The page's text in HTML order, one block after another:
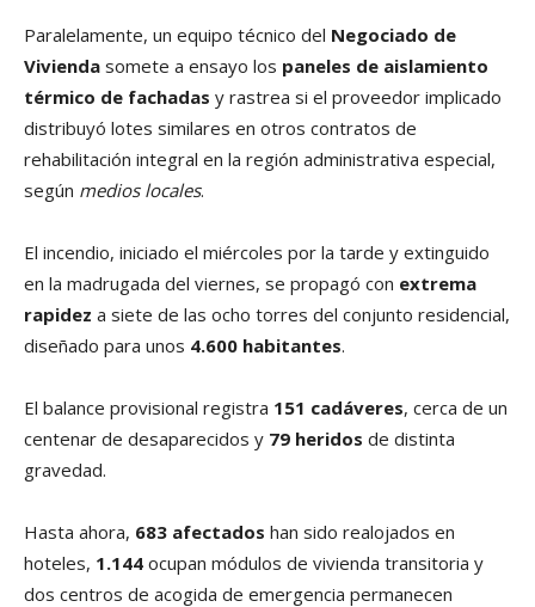
Paralelamente, un equipo técnico del Negociado de
Vivienda somete a ensayo los paneles de aislamiento
térmico de fachadas y rastrea si el proveedor implicado
distribuyó lotes similares en otros contratos de
rehabilitación integral en la región administrativa especial,
según medios locales.
El incendio, iniciado el miércoles por la tarde y extinguido
en la madrugada del viernes, se propagó con extrema
rapidez a siete de las ocho torres del conjunto residencial,
diseñado para unos 4.600 habitantes.
El balance provisional registra 151 cadáveres, cerca de un
centenar de desaparecidos y 79 heridos de distinta
gravedad.
Hasta ahora, 683 afectados han sido realojados en
hoteles, 1.144 ocupan módulos de vivienda transitoria y
dos centros de acogida de emergencia permanecen